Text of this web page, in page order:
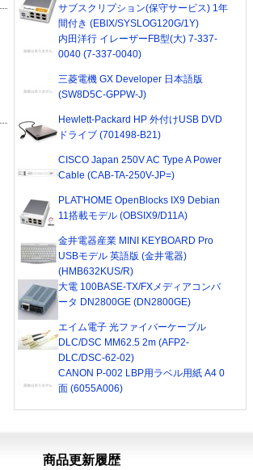
サブスクリプション(保守サービス) 1年
間付き (EBIX/SYSLOG120G/1Y)
内田洋行 イレーザーFB型(大) 7-337-
0040 (7-337-0040)
三菱電機 GX Developer 日本語版
(SW8D5C-GPPW-J)
Hewlett-Packard HP 外付けUSB DVD
ドライブ (701498-B21)
CISCO Japan 250V AC Type A Power
Cable (CAB-TA-250V-JP=)
PLAT'HOME OpenBlocks IX9 Debian
11搭載モデル (OBSIX9/D11A)
金井電器産業 MINI KEYBOARD Pro
USBモデル 英語版 (金井電器)
(HMB632KUS/R)
大電 100BASE-TX/FXメディアコンバ
ータ DN2800GE (DN2800GE)
エイム電子 光ファイバーケーブル
DLC/DSC MM62.5 2m (AFP2-
DLC/DSC-62-02)
CANON P-002 LBP用ラベル用紙 A4 0
面 (6055A006)
商品更新履歴